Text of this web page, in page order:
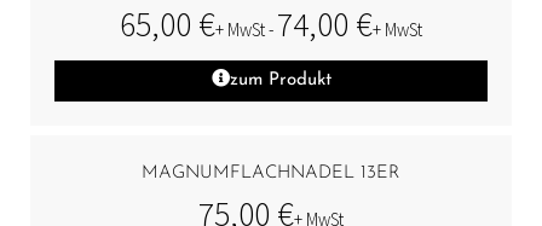
65,00 €+ MwSt - 74,00 €+ MwSt
zum Produkt
MAGNUMFLACHNADEL 13ER
75,00 €+ MwSt